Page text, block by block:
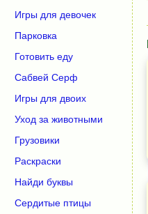
Игры для девочек
Парковка
Готовить еду
Сабвей Серф
Игры для двоих
Уход за животными
Грузовики
Раскраски
Найди буквы
Сердитые птицы